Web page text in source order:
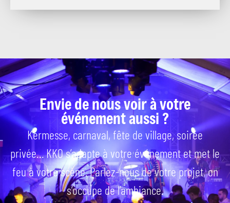
Envie de nous voir à votre
événement aussi ?
Kermesse, carnaval, fête de village, soirée
privée… KKO s’adapte à votre événement et met le
feu à votre scène. Parlez-nous de votre projet, on
s’occupe de l’ambiance.